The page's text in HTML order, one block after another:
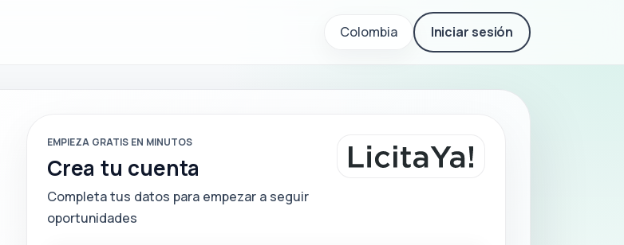
Colombia Iniciar sesión
EMPIEZA GRATIS EN MINUTOS
Crea tu cuenta
Completa tus datos para empezar a seguir
oportunidades